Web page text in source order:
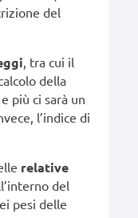
del
, tra cui il
della
più ci sarà un
l’indice di
relative
del
pesi delle